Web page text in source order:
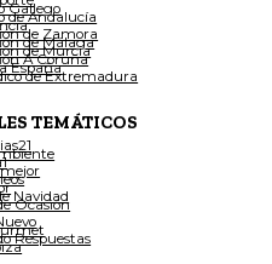
Gallego
de Andalucía
de Zamora
de Málaga
de Murcia
A Coruña
España
de Extremadura
TEMÁTICOS
Navidad
Ocasión
Respuestas